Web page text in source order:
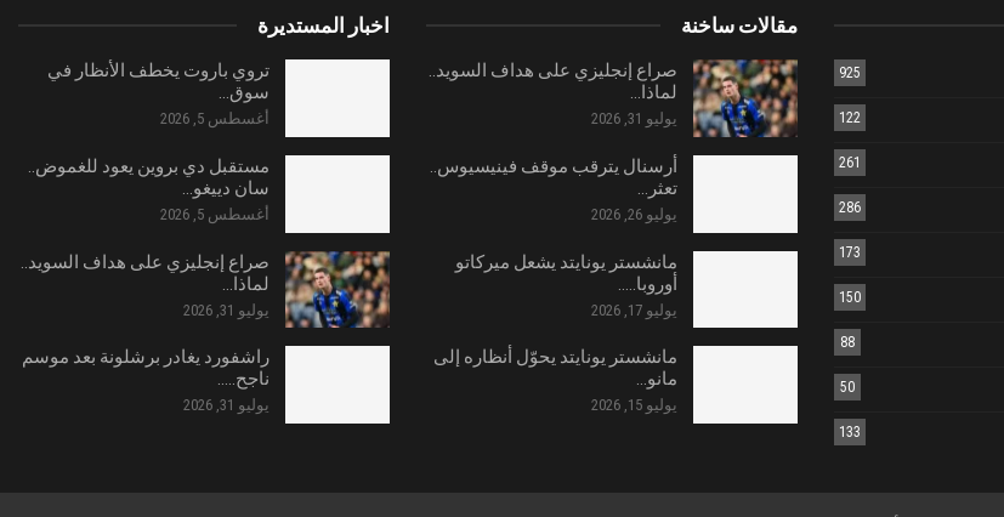
925
122
261
286
173
150
88
50
133
مقالات ساخنة
صراع إنجليزي على هداف السويد..
لماذا…
يوليو 31, 2026
أرسنال يترقب موقف فينيسيوس..
تعثر…
يوليو 26, 2026
مانشستر يونايتد يشعل ميركاتو
أوروبا..…
يوليو 17, 2026
مانشستر يونايتد يحوّل أنظاره إلى
مانو…
يوليو 15, 2026
اخبار المستديرة
تروي باروت يخطف الأنظار في
سوق…
أغسطس 5, 2026
مستقبل دي بروين يعود للغموض..
سان دييغو…
أغسطس 5, 2026
صراع إنجليزي على هداف السويد..
لماذا…
يوليو 31, 2026
راشفورد يغادر برشلونة بعد موسم
ناجح..…
يوليو 31, 2026